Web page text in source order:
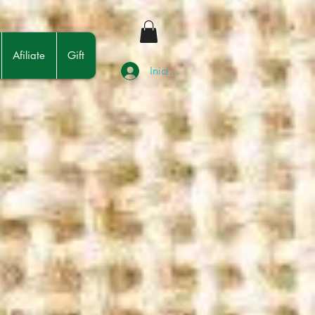
Afiliate
Gift
Iniciar sesión